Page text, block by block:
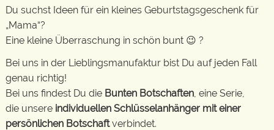
Du suchst Ideen für ein kleines Geburtstagsgeschenk für
„Mama“?
Eine kleine Überraschung in schön bunt 😉 ?
Bei uns in der Lieblingsmanufaktur bist Du auf jeden Fall
genau richtig!
Bei uns findest Du die Bunten Botschaften, eine Serie,
die unsere individuellen Schlüsselanhänger mit einer
persönlichen Botschaftverbindet.